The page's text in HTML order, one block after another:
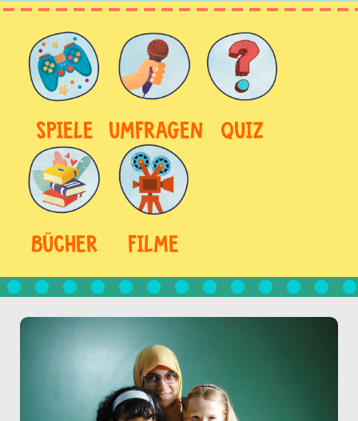
SPIELE UMFRAGEN QUIZ
BÜCHER FILME